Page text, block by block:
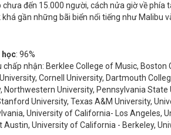
đến 15.000 người, cách nửa giờ về phía
gần những bãi biển nổi tiếng như Malibu
học: 96%
nhận: Berklee College of Music, Boston
Cornell University, Dartmouth
Northwestern University, Pennsylvania
University, Texas A&M University,
University of California- Los Angeles,
Austin, University of California - Berkeley,